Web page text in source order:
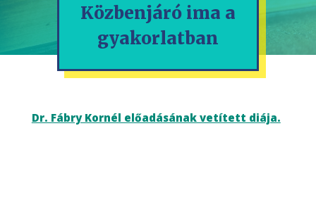
Közbenjáró ima a
gyakorlatban
Dr. Fábry Kornél előadásának vetített diája.